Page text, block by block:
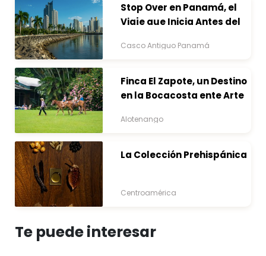
Stop Over en Panamá, el
Viaje que Inicia Antes del
Casco Antiguo Panamá
Finca El Zapote, un Destino
en la Bocacosta ente Arte
Alotenango
La Colección Prehispánica
Centroamérica
Te puede interesar